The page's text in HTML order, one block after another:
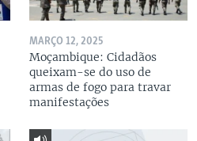
MARÇO 12, 2025
Moçambique: Cidadãos
queixam-se do uso de
armas de fogo para travar
manifestações